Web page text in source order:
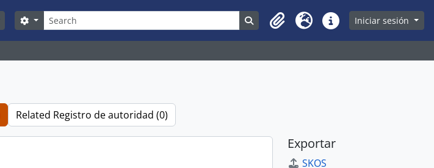
Búsqueda
Search options Search in browse page
Clipboard
Idioma Enlaces rápidos
Iniciar sesión
Related Registro de autoridad (0)
Exportar
SKOS